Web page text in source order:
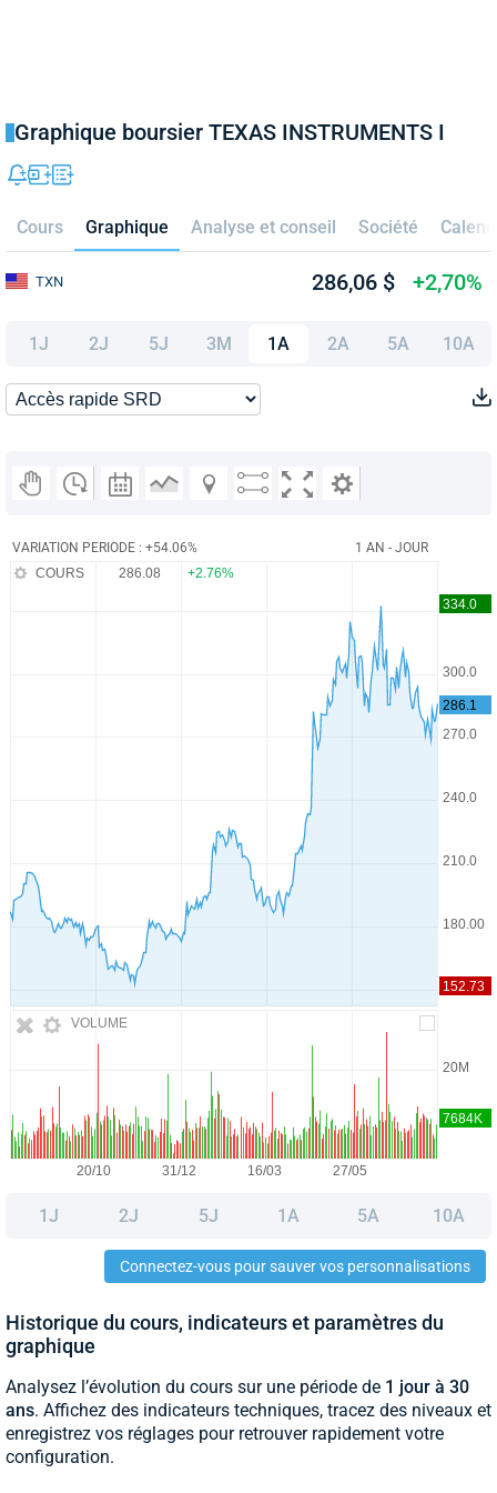
Graphique boursier TEXAS INSTRUMENTS I
Cours Graphique Analyse et conseil Société
TXN 286,06 $ +2,70%
1J 2J 5J 3M 1A 2A 5A 10A
VARIATION PERIODE : +54.06% 1 AN - JOUR
VOLUME
COURS 286.08 +2.76%
1J 2J 5J 1A 5A 10A
Connectez-vous pour sauver vos personnalisations
Historique du cours, indicateurs et paramètres du
graphique
Analysez l’évolution du cours sur une période de 1 jour à 30
ans. Affichez des indicateurs techniques, tracez des niveaux et
enregistrez vos réglages pour retrouver rapidement votre
configuration.